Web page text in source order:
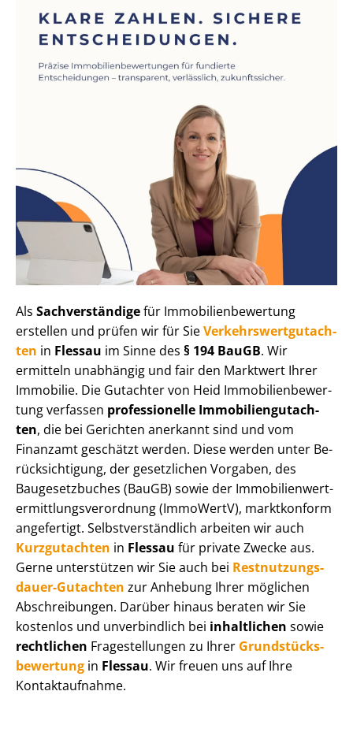
Als Sachverständigefür Im­mo­bi­li­en­be­wer­tung
erstellen und prüfen wir für SieVer­kehrs­wert­gut­ach­
ten in Flessau im Sinne des § 194 BauGB. Wir
ermitteln unabhängig und fair den Marktwert Ihrer
Immobilie. Die Gutachter von Heid Im­mo­bi­li­en­be­wer­
tung verfassen professionelle Im­mo­bi­li­en­gut­ach­
ten, die bei Gerichten anerkannt sind und vom
Finanzamt geschätzt werden. Diese werden unter Be­
rück­sich­ti­gung, der gesetzlichen Vorgaben, des
Baugesetzbuches (BauGB) sowie der Im­mo­bi­li­en­wert­
ermitt­lungs­ver­ord­nung (ImmoWertV), marktkonform
angefertigt. Selbst­ver­ständ­lich arbeiten wir auch
Kurzgutachten in Flessau für private Zwecke aus.
Gerne unterstützen wir Sie auch bei Rest­nut­zungs­
dau­er-Gutachten zur Anhebung Ihrer möglichen
Abschreibungen. Darüber hinaus beraten wir Sie
kostenlos und unverbindlich bei inhaltlichen sowie
rechtlichen Fragestellungen zu Ihrer Grund­stücks­
be­wer­tung in Flessau. Wir freuen uns auf Ihre
Kontaktaufnahme.